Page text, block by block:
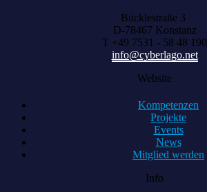
Bücklestraße 3
D-78467 Konstanz
T +49 7531 - 58 48 190
info@cyberlago.net
Website
Kompetenzen
Projekte
Events
News
Mitglied werden
Info